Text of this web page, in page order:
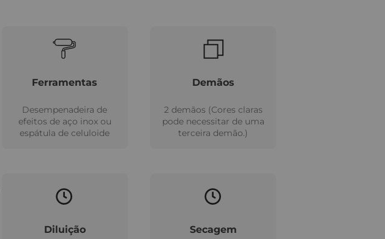
Diluição
Ferramentas
Desempenadeira de
efeitos de aço inox ou
espátula de celuloide
Secagem
Demãos
2 demãos (Cores claras
pode necessitar de uma
terceira demão.)